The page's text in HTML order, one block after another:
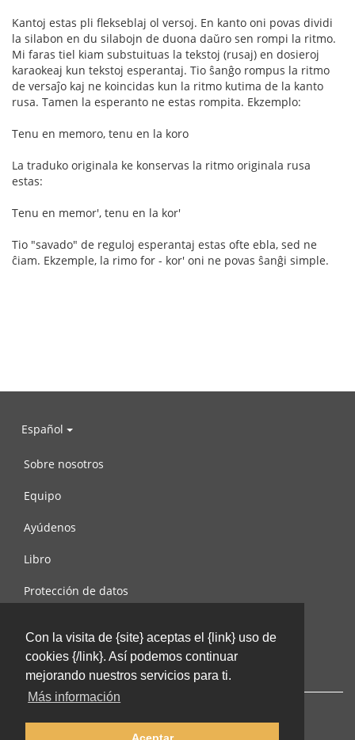
Con la visita de {site} aceptas el {link} uso de
cookies {/link}. Así podemos continuar
mejorando nuestros servicios para ti.
Más información
Kantoj estas pli flekseblaj ol versoj. En kanto oni povas dividi
la silabon en du silabojn de duona daŭro sen rompi la ritmo.
Mi faras tiel kiam substuituas la tekstoj (rusaj) en dosieroj
karaokeaj kun tekstoj esperantaj. Tio ŝanĝo rompus la ritmo
de versaĵo kaj ne koincidas kun la ritmo kutima de la kanto
rusa. Tamen la esperanto ne estas rompita. Ekzemplo:
Tenu en memoro, tenu en la koro
La traduko originala ke konservas la ritmo originala rusa
estas:
Tenu en memor', tenu en la kor'
Tio "savado" de reguloj esperantaj estas ofte ebla, sed ne
ĉiam. Ekzemple, la rimo for - kor' oni ne povas ŝanĝi simple.
Español
Sobre nosotros
Equipo
Ayúdenos
Libro
Protección de datos
Contáctenos